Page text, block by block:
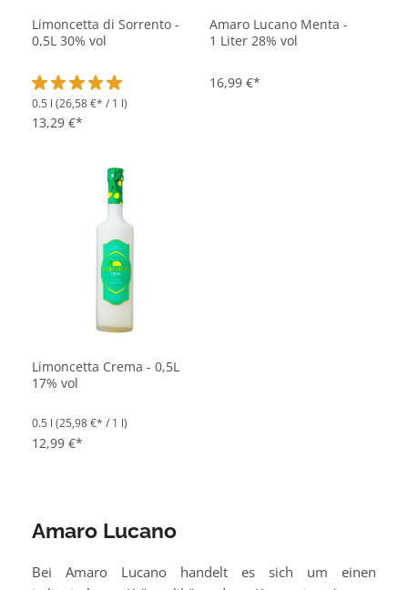
Limoncetta di Sorrento -
0,5L 30% vol
Durchschnittliche Bewertung von 5 von 5 Sternen
0.5 l (26,58 €* / 1 l)
13,29 €*
Amaro Lucano Menta -
1 Liter 28% vol
16,99 €*
Limoncetta Crema - 0,5L
17% vol
0.5 l (25,98 €* / 1 l)
12,99 €*
Amaro Lucano
Bei Amaro Lucano handelt es sich um einen